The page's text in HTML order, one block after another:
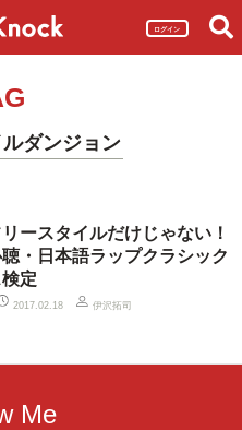
ログイン
ダンジョン
ースタイルだけじゃない！
・日本語ラップクラシック
検定
2017.02.18 伊沢拓司
Me